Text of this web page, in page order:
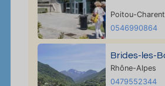
Poitou-
0546990864
Brides-les-
Rhône-Alpes
0479552344